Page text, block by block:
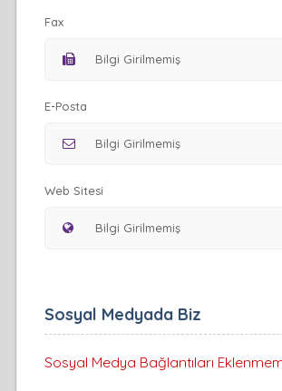
Fax
E-Posta
Web Sitesi
Sosyal Medyada Biz
Sosyal Medya Bağlantıları